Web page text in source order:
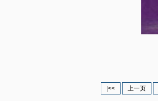
|<< 上一页